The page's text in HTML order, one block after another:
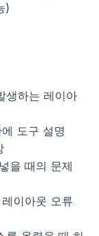
)
생하는 레이아
도구 설명
을 때의 문제
이아웃 오류